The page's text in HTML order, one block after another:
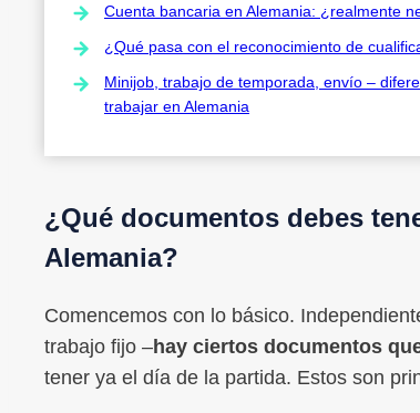
Cuenta bancaria en Alemania: ¿realmente
¿Qué pasa con el reconocimiento de
Minijob, trabajo de temporada, envío –
trabajar en Alemania
¿Qué documentos debes
Alemania?
Comencemos con lo básico.
trabajo fijo –hay ciertos documentos
tener ya el día de la partida. Estos son